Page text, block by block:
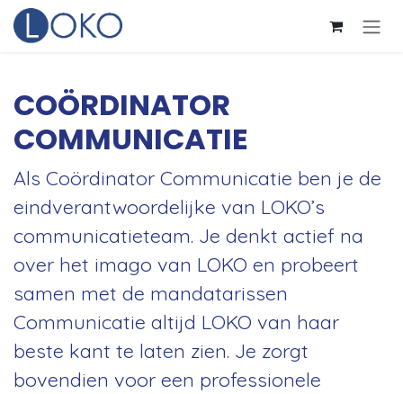
Overslaan naar inhoud
COÖRDINATOR
COMMUNICATIE
Als Coördinator Communicatie ben je de
eindverantwoordelijke van LOKO’s
communicatieteam. Je denkt actief na
over het imago van LOKO en probeert
samen met de mandatarissen
Communicatie altijd LOKO van haar
beste kant te laten zien. Je zorgt
bovendien voor een professionele